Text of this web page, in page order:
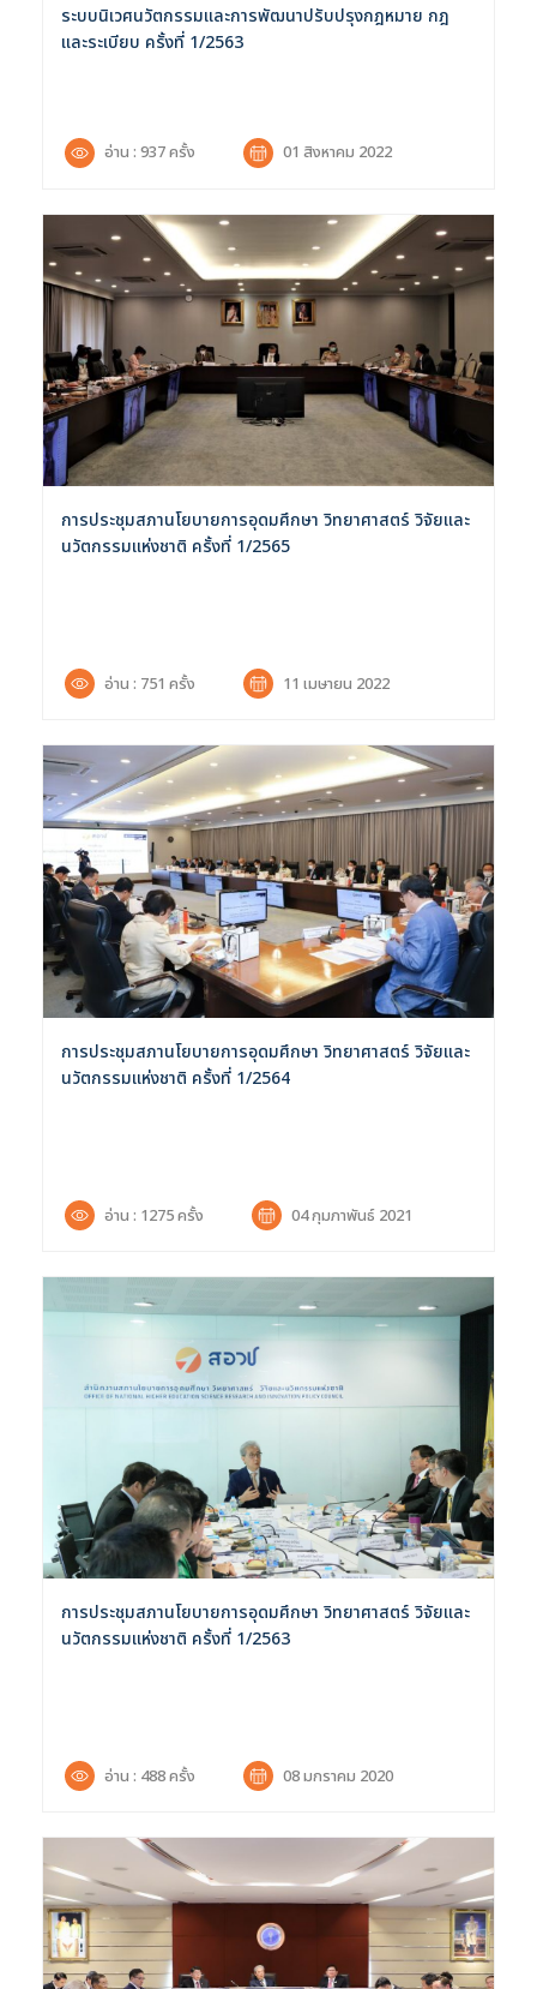
ค้นหาข้อมูล ล้างตัวกรอก
Search
Search
เลือกประเภท :
Selected 0 of 6
ระบบนิเวศนวัตกรรมและการพัฒนาปรับปรุงกฎหมาย กฎ
และระเบียบ ครั้งที่ 1/2563
อ่าน : 937 ครั้ง 01 สิงหาคม 2022
การประชุมสภานโยบายการอุดมศึกษา วิทยาศาสตร์ วิจัยและ
นวัตกรรมแห่งชาติ ครั้งที่ 1/2565
อ่าน : 751 ครั้ง 11 เมษายน 2022
การประชุมสภานโยบายการอุดมศึกษา วิทยาศาสตร์ วิจัยและ
นวัตกรรมแห่งชาติ ครั้งที่ 1/2564
อ่าน : 1275 ครั้ง 04 กุมภาพันธ์ 2021
การประชุมสภานโยบายการอุดมศึกษา วิทยาศาสตร์ วิจัยและ
นวัตกรรมแห่งชาติ ครั้งที่ 1/2563
อ่าน : 488 ครั้ง 08 มกราคม 2020